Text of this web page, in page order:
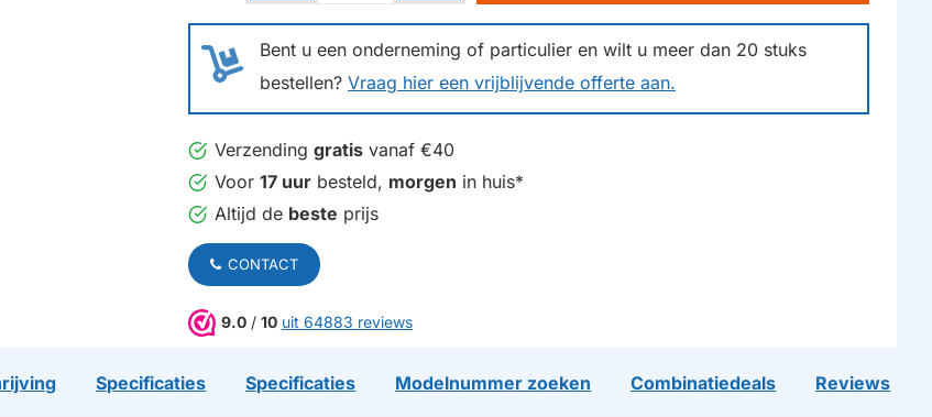
Bent u een onderneming of particulier en wilt u meer dan 20 stuks
bestellen? Vraag hier een vrijblijvende offerte aan.
Verzending gratis vanaf €40
Voor 17 uur besteld, morgen in huis*
Altijd de beste prijs
CONTACT
9.0 / 10 uit 64883 reviews
Specificaties Specificaties Modelnummer zoeken Combinatiedeals Reviews